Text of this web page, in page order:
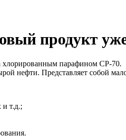
продукт
хлорированным парафином СР-70.
нефти. Представляет собой
и т.д.;